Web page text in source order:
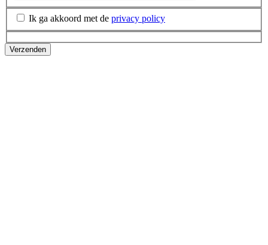
Ik ga akkoord met de privacy policy